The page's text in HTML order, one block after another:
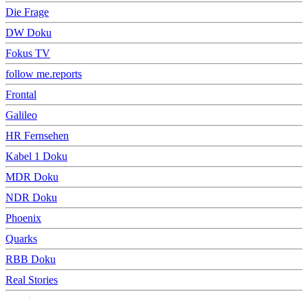
Die Frage
DW Doku
Fokus TV
follow me.reports
Frontal
Galileo
HR Fernsehen
Kabel 1 Doku
MDR Doku
NDR Doku
Phoenix
Quarks
RBB Doku
Real Stories